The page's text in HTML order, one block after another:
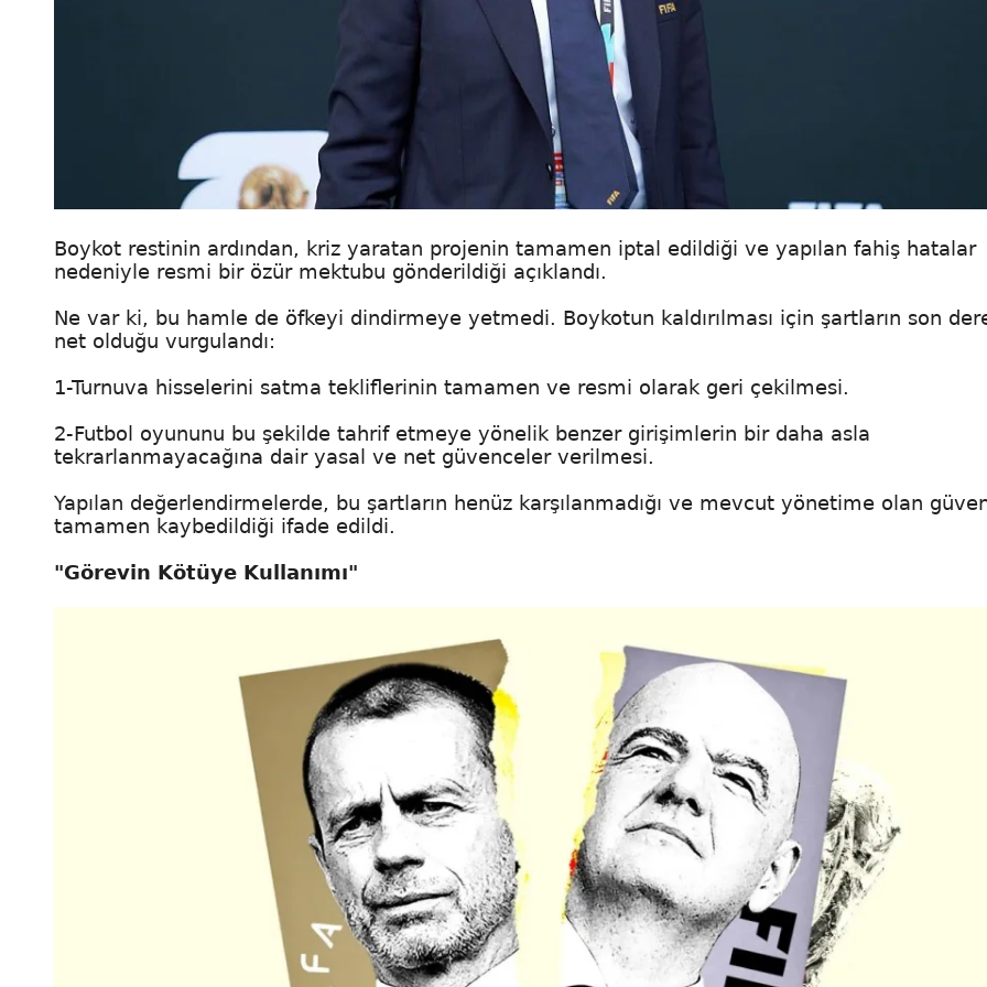
Boykot restinin ardından, kriz yaratan projenin tamamen iptal edildiği ve yapılan fahiş hatalar
nedeniyle resmi bir özür mektubu gönderildiği açıklandı.
Ne var ki, bu hamle de öfkeyi dindirmeye yetmedi. Boykotun kaldırılması için şartların son
net olduğu vurgulandı:
1-Turnuva hisselerini satma tekliflerinin tamamen ve resmi olarak geri çekilmesi.
2-Futbol oyununu bu şekilde tahrif etmeye yönelik benzer girişimlerin bir daha asla
tekrarlanmayacağına dair yasal ve net güvenceler verilmesi.
Yapılan değerlendirmelerde, bu şartların henüz karşılanmadığı ve mevcut yönetime olan
tamamen kaybedildiği ifade edildi.
"Görevin Kötüye Kullanımı"